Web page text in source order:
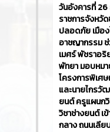
วันอังคารที่
ราชการจังหวั
ปลอดภัย เมือง
อาชญากรรม
เมศร์ พัชราอ
พัทยา มอบหมา
โครงการพิเศ
และนายไกรวั
ยนต์ ครูแผนก
วิชาช่างยนต์ เ
กลาง ถนนเลี